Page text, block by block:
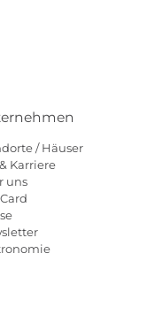
/ Häuser
Karriere
uns